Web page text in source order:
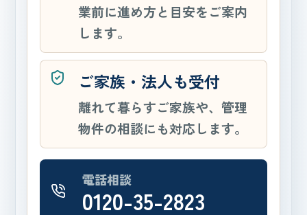
業前に進め方と目安をご案内
します。
ご家族・法人も受付
離れて暮らすご家族や、管理
物件の相談にも対応します。
電話相談
0120-35-2823